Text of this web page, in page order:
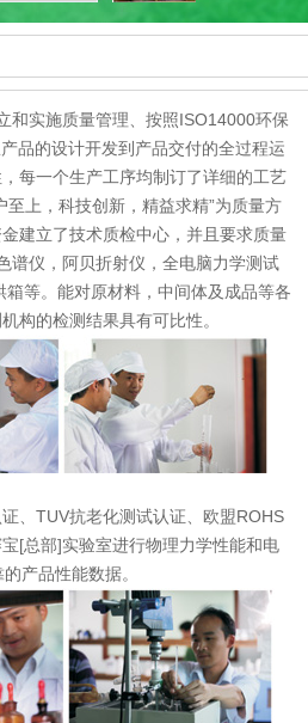
和实施质量管理、按照ISO14000环保
品的设计开发到产品交付的全过程运
每一个生产工序均制订了详细的工艺
上，科技创新，精益求精”为质量方
建立了技术质检中心，并且要求质量
谱仪，阿贝折射仪，全电脑力学测试
等。能对原材料，中间体及成品等各
构的检测结果具有可比性。
、TUV抗老化测试认证、欧盟ROHS
[总部]实验室进行物理力学性能和电
产品性能数据。